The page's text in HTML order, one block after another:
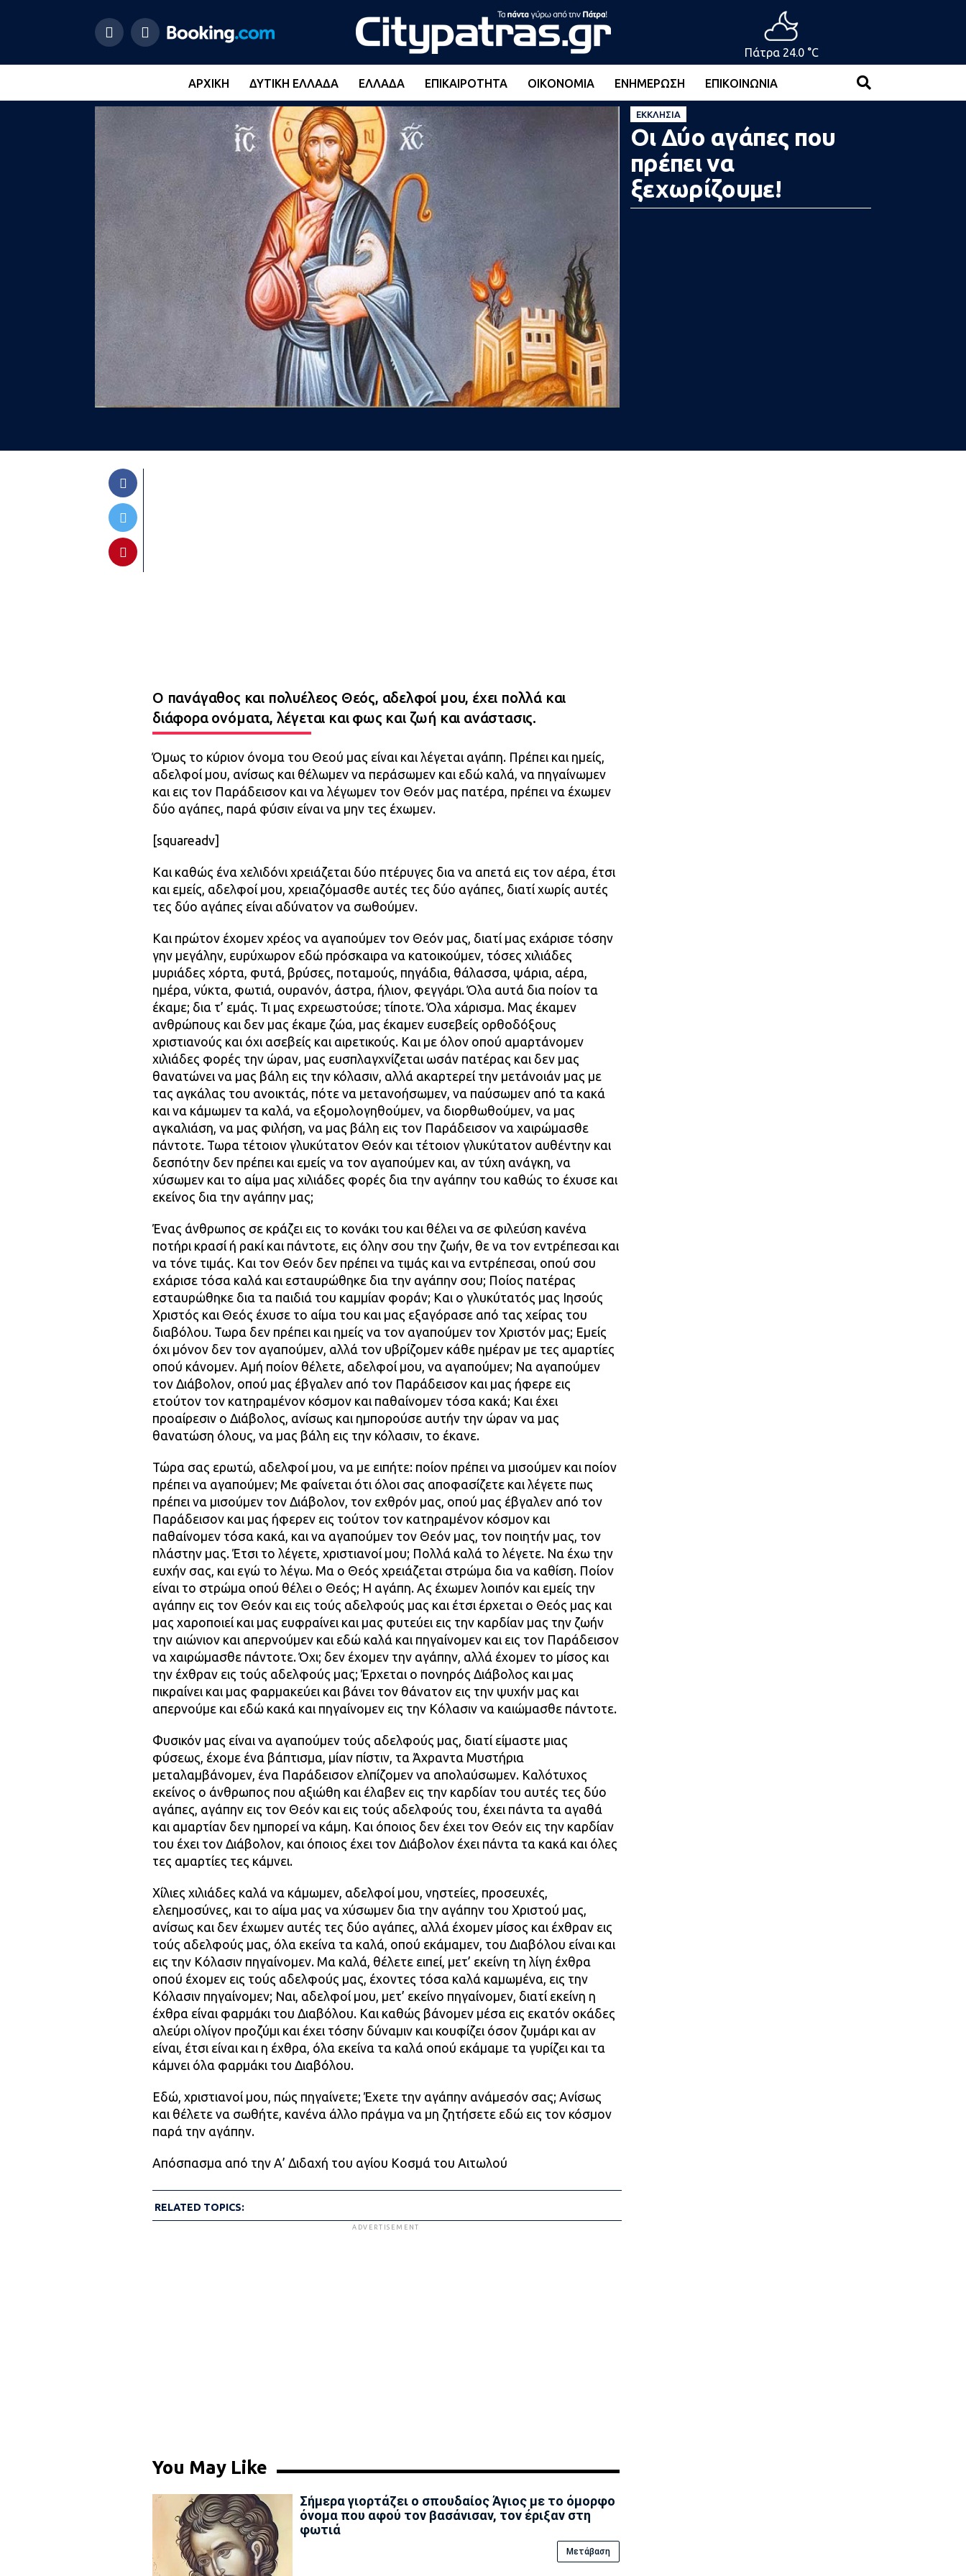
Πάτρα 24.0 °C
ΑΡΧΙΚΉ ΔΥΤΙΚΉ ΕΛΛΆΔΑ ΕΛΛΆΔΑ ΕΠΙΚΑΙΡΌΤΗΤΑ ΟΙΚΟΝΟΜΊΑ ΕΝΗΜΈΡΩΣΗ ΕΠΙΚΟΙΝΩΝΊΑ
ΕΚΚΛΗΣΊΑ
Οι Δύο αγάπες που
πρέπει να
ξεχωρίζουμε!
Ο πανάγαθος και πολυέλεος Θεός, αδελφοί μου, έχει πολλά και
διάφορα ονόματα, λέγεται και φως και ζωή και ανάστασις.
Όμως το κύριον όνομα του Θεού μας είναι και λέγεται αγάπη. Πρέπει και ημείς,
αδελφοί μου, ανίσως και θέλωμεν να περάσωμεν και εδώ καλά, να πηγαίνωμεν
και εις τον Παράδεισον και να λέγωμεν τον Θεόν μας πατέρα, πρέπει να έχωμεν
δύο αγάπες, παρά φύσιν είναι να μην τες έχωμεν.
[squareadv]
Και καθώς ένα χελιδόνι χρειάζεται δύο πτέρυγες δια να απετά εις τον αέρα, έτσι
και εμείς, αδελφοί μου, χρειαζόμασθε αυτές τες δύο αγάπες, διατί χωρίς αυτές
τες δύο αγάπες είναι αδύνατον να σωθούμεν.
Και πρώτον έχομεν χρέος να αγαπούμεν τον Θεόν μας, διατί μας εχάρισε τόσην
γην μεγάλην, ευρύχωρον εδώ πρόσκαιρα να κατοικούμεν, τόσες χιλιάδες
μυριάδες χόρτα, φυτά, βρύσες, ποταμούς, πηγάδια, θάλασσα, ψάρια, αέρα,
ημέρα, νύκτα, φωτιά, ουρανόν, άστρα, ήλιον, φεγγάρι. Όλα αυτά δια ποίον τα
έκαμε; δια τ’ εμάς. Τι μας εχρεωστούσε; τίποτε. Όλα χάρισμα. Μας έκαμεν
ανθρώπους και δεν μας έκαμε ζώα, μας έκαμεν ευσεβείς ορθοδόξους
χριστιανούς και όχι ασεβείς και αιρετικούς. Και με όλον οπού αμαρτάνομεν
χιλιάδες φορές την ώραν, μας ευσπλαγχνίζεται ωσάν πατέρας και δεν μας
θανατώνει να μας βάλη εις την κόλασιν, αλλά ακαρτερεί την μετάνοιάν μας με
τας αγκάλας του ανοικτάς, πότε να μετανοήσωμεν, να παύσωμεν από τα κακά
και να κάμωμεν τα καλά, να εξομολογηθούμεν, να διορθωθούμεν, να μας
αγκαλιάση, να μας φιλήση, να μας βάλη εις τον Παράδεισον να χαιρώμασθε
πάντοτε. Τωρα τέτοιον γλυκύτατον Θεόν και τέτοιον γλυκύτατον αυθέντην και
δεσπότην δεν πρέπει και εμείς να τον αγαπούμεν και, αν τύχη ανάγκη, να
χύσωμεν και το αίμα μας χιλιάδες φορές δια την αγάπην του καθώς το έχυσε και
εκείνος δια την αγάπην μας;
Ένας άνθρωπος σε κράζει εις το κονάκι του και θέλει να σε φιλεύση κανένα
ποτήρι κρασί ή ρακί και πάντοτε, εις όλην σου την ζωήν, θε να τον εντρέπεσαι και
να τόνε τιμάς. Και τον Θεόν δεν πρέπει να τιμάς και να εντρέπεσαι, οπού σου
εχάρισε τόσα καλά και εσταυρώθηκε δια την αγάπην σου; Ποίος πατέρας
εσταυρώθηκε δια τα παιδιά του καμμίαν φοράν; Και ο γλυκύτατός μας Ιησούς
Χριστός και Θεός έχυσε το αίμα του και μας εξαγόρασε από τας χείρας του
διαβόλου. Τωρα δεν πρέπει και ημείς να τον αγαπούμεν τον Χριστόν μας; Εμείς
όχι μόνον δεν τον αγαπούμεν, αλλά τον υβρίζομεν κάθε ημέραν με τες αμαρτίες
οπού κάνομεν. Αμή ποίον θέλετε, αδελφοί μου, να αγαπούμεν; Να αγαπούμεν
τον Διάβολον, οπού μας έβγαλεν από τον Παράδεισον και μας ήφερε εις
ετούτον τον κατηραμένον κόσμον και παθαίνομεν τόσα κακά; Και έχει
προαίρεσιν ο Διάβολος, ανίσως και ημπορούσε αυτήν την ώραν να μας
θανατώση όλους, να μας βάλη εις την κόλασιν, το έκανε.
Τώρα σας ερωτώ, αδελφοί μου, να με ειπήτε: ποίον πρέπει να μισούμεν και ποίον
πρέπει να αγαπούμεν; Με φαίνεται ότι όλοι σας αποφασίζετε και λέγετε πως
πρέπει να μισούμεν τον Διάβολον, τον εχθρόν μας, οπού μας έβγαλεν από τον
Παράδεισον και μας ήφερεν εις τούτον τον κατηραμένον κόσμον και
παθαίνομεν τόσα κακά, και να αγαπούμεν τον Θεόν μας, τον ποιητήν μας, τον
πλάστην μας. Έτσι το λέγετε, χριστιανοί μου; Πολλά καλά το λέγετε. Να έχω την
ευχήν σας, και εγώ το λέγω. Μα ο Θεός χρειάζεται στρώμα δια να καθίση. Ποίον
είναι το στρώμα οπού θέλει ο Θεός; Η αγάπη. Ας έχωμεν λοιπόν και εμείς την
αγάπην εις τον Θεόν και εις τούς αδελφούς μας και έτσι έρχεται ο Θεός μας και
μας χαροποιεί και μας ευφραίνει και μας φυτεύει εις την καρδίαν μας την ζωήν
την αιώνιον και απερνούμεν και εδώ καλά και πηγαίνομεν και εις τον Παράδεισον
να χαιρώμασθε πάντοτε. Όχι; δεν έχομεν την αγάπην, αλλά έχομεν το μίσος και
την έχθραν εις τούς αδελφούς μας; Έρχεται ο πονηρός Διάβολος και μας
πικραίνει και μας φαρμακεύει και βάνει τον θάνατον εις την ψυχήν μας και
απερνούμε και εδώ κακά και πηγαίνομεν εις την Κόλασιν να καιώμασθε πάντοτε.
Φυσικόν μας είναι να αγαπούμεν τούς αδελφούς μας, διατί είμαστε μιας
φύσεως, έχομε ένα βάπτισμα, μίαν πίστιν, τα Άχραντα Μυστήρια
μεταλαμβάνομεν, ένα Παράδεισον ελπίζομεν να απολαύσωμεν. Καλότυχος
εκείνος ο άνθρωπος που αξιώθη και έλαβεν εις την καρδίαν του αυτές τες δύο
αγάπες, αγάπην εις τον Θεόν και εις τούς αδελφούς του, έχει πάντα τα αγαθά
και αμαρτίαν δεν ημπορεί να κάμη. Και όποιος δεν έχει τον Θεόν εις την καρδίαν
του έχει τον Διάβολον, και όποιος έχει τον Διάβολον έχει πάντα τα κακά και όλες
τες αμαρτίες τες κάμνει.
Χίλιες χιλιάδες καλά να κάμωμεν, αδελφοί μου, νηστείες, προσευχές,
ελεημοσύνες, και το αίμα μας να χύσωμεν δια την αγάπην του Χριστού μας,
ανίσως και δεν έχωμεν αυτές τες δύο αγάπες, αλλά έχομεν μίσος και έχθραν εις
τούς αδελφούς μας, όλα εκείνα τα καλά, οπού εκάμαμεν, του Διαβόλου είναι και
εις την Κόλασιν πηγαίνομεν. Μα καλά, θέλετε ειπεί, μετ’ εκείνη τη λίγη έχθρα
οπού έχομεν εις τούς αδελφούς μας, έχοντες τόσα καλά καμωμένα, εις την
Κόλασιν πηγαίνομεν; Ναι, αδελφοί μου, μετ’ εκείνο πηγαίνομεν, διατί εκείνη η
έχθρα είναι φαρμάκι του Διαβόλου. Και καθώς βάνομεν μέσα εις εκατόν οκάδες
αλεύρι ολίγον προζύμι και έχει τόσην δύναμιν και κουφίζει όσον ζυμάρι και αν
είναι, έτσι είναι και η έχθρα, όλα εκείνα τα καλά οπού εκάμαμε τα γυρίζει και τα
κάμνει όλα φαρμάκι του Διαβόλου.
Εδώ, χριστιανοί μου, πώς πηγαίνετε; Έχετε την αγάπην ανάμεσόν σας; Ανίσως
και θέλετε να σωθήτε, κανένα άλλο πράγμα να μη ζητήσετε εδώ εις τον κόσμον
παρά την αγάπην.
Απόσπασμα από την Α’ Διδαχή του αγίου Κοσμά του Αιτωλού
RELATED TOPICS:
ADVERTISEMENT
You May Like
Σήμερα γιορτάζει ο σπουδαίος Άγιος με το όμορφο
όνομα που αφού τον βασάνισαν, τον έριξαν στη
φωτιά
Μετάβαση